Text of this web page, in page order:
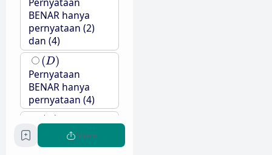
BENAR hanya
pernyataan (2)
dan (4)
(D)
(D)
Pernyataan
BENAR hanya
pernyataan (4)
(
)
(E)
Pernyataan
BENAR
Share